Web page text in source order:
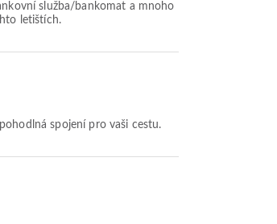
služba/bankomat a mnoho
letištích.
spojení pro vaši cestu.